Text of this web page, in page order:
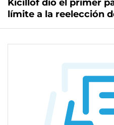
Kicillof dio el primer
límite a la reelección